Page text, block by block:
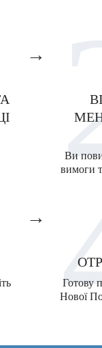
→
Ви
вимоги
→
Готову
Нової